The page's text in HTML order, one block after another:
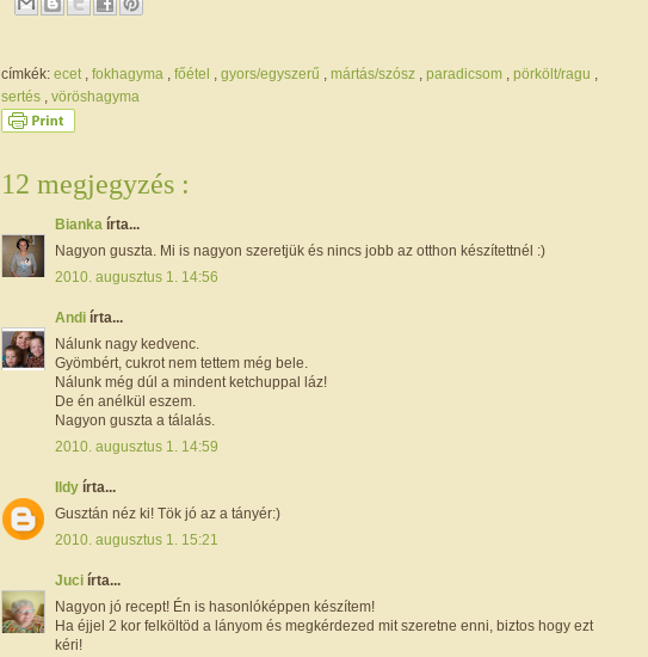
címkék: ecet fokhagyma főétel gyors/egyszerű mártás/szósz paradicsom pörkölt/ragu
sertés
vöröshagyma
12 megjegyzés :
Bianka írta...
Nagyon guszta. Mi is nagyon szeretjük és nincs jobb az otthon készítettnél :)
2010. augusztus 1. 14:56
Andi írta...
Nálunk nagy kedvenc.
Gyömbért, cukrot nem tettem még bele.
Nálunk még dúl a mindent ketchuppal láz!
De én anélkül eszem.
Nagyon guszta a tálalás.
2010. augusztus 1. 14:59
Ildy írta...
Gusztán néz ki! Tök jó az a tányér:)
2010. augusztus 1. 15:21
Juci írta...
Nagyon jó recept! Én is hasonlóképpen készítem!
Ha éjjel 2 kor felköltöd a lányom és megkérdezed mit szeretne enni, biztos hogy ezt
kéri!